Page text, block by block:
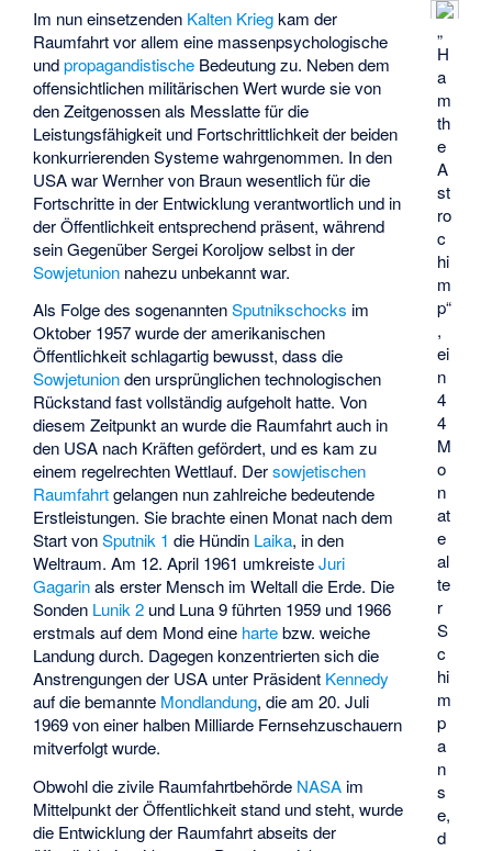
„
H
a
m
th
e
A
st
ro
c
hi
m
p“
,
ei
n
4
4
M
o
n
at
e
al
te
r
S
c
hi
m
p
a
n
s
e,
d
Im nun einsetzenden Kalten Kriegkam der
Raumfahrt vor allem eine massenpsychologische
undpropagandistische Bedeutung zu. Neben dem
offensichtlichen militärischen Wert wurde sie von
den Zeitgenossen als Messlatte für die
Leistungsfähigkeit und Fortschrittlichkeit der beiden
konkurrierenden Systeme wahrgenommen. In den
USA war Wernher von Braun wesentlich für die
Fortschritte in der Entwicklung verantwortlich und in
der Öffentlichkeit entsprechend präsent, während
sein Gegenüber Sergei Koroljow selbst in der
Sowjetunion nahezu unbekannt war.
Als Folge des sogenanntenSputnikschocks im
Oktober 1957 wurde der amerikanischen
Öffentlichkeit schlagartig bewusst, dass die
Sowjetunionden ursprünglichen technologischen
Rückstand fast vollständig aufgeholt hatte. Von
diesem Zeitpunkt an wurde die Raumfahrt auch in
den USA nach Kräften gefördert, und es kam zu
einem regelrechten Wettlauf. Dersowjetischen
Raumfahrtgelangen nun zahlreiche bedeutende
Erstleistungen. Sie brachte einen Monat nach dem
Start vonSputnik 1 die Hündin Laika, in den
Weltraum. Am 12. April 1961 umkreisteJuri
Gagarinals erster Mensch im Weltall die Erde. Die
Sonden Lunik 2 und Luna 9führten 1959 und 1966
erstmals auf dem Mond eine hartebzw.weiche
Landungdurch. Dagegen konzentrierten sich die
Anstrengungen der USA unter Präsident Kennedy
auf die bemannte Mondlandung, die am 20. Juli
1969 von einer halben Milliarde Fernsehzuschauern
mitverfolgt wurde.
Obwohl die zivile Raumfahrtbehörde NASA im
Mittelpunkt der Öffentlichkeit stand und steht, wurde
die Entwicklung der Raumfahrt abseits der